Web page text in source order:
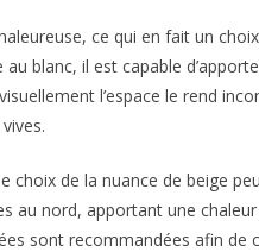
ce qui en fait un
blanc, il est capable
l’espace le rend
choix de la nuance de beige
au nord, apportant une
sont recommandées afin de